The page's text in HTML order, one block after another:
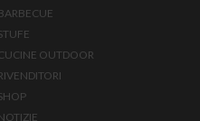
OUTDOOR